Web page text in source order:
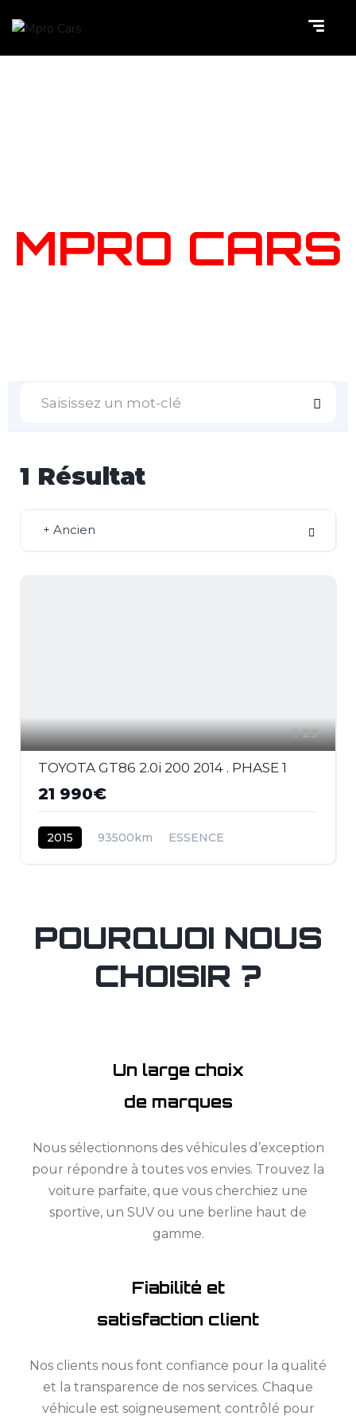
MPRO CARS
1 Résultat
+ Ancien
29
TOYOTA GT86 2.0i 200 2014 . PHASE 1
21 990€
2015 93500km ESSENCE
POURQUOI NOUS
CHOISIR ?
Un large choix
de marques
Nous sélectionnons des véhicules d’exception
pour répondre à toutes vos envies. Trouvez la
voiture parfaite, que vous cherchiez une
sportive, un SUV ou une berline haut de
gamme.
Fiabilité et
satisfaction client
Nos clients nous font confiance pour la qualité
et la transparence de nos services. Chaque
véhicule est soigneusement contrôlé pour